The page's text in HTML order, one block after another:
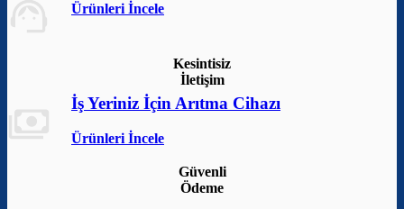
Ürünleri İncele
İş Yeriniz İçin Arıtma Cihazı
Ürünleri İncele
Kesintisiz
İletişim
Güvenli
Ödeme